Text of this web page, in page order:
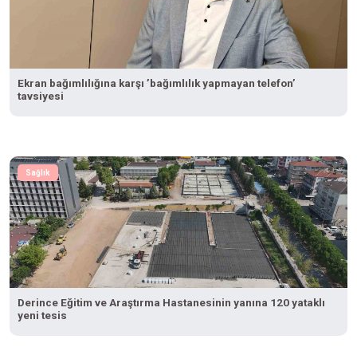
Ekran bağımlılığına karşı ’bağımlılık yapmayan telefon’
tavsiyesi
Sağlık
Derince Eğitim ve Araştırma Hastanesinin yanına 120 yataklı
yeni tesis